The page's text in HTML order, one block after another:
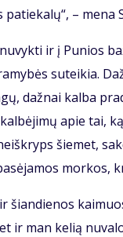
– me­na
ir į Pu­nios
su­tei­kia.
daž­nai kal­ba
apie tai,
šie­met,
mor­kos,
šian­die­nos
ir man ke­lią